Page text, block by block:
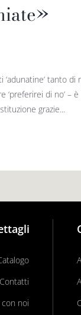
tanto di
‘preferirei di no’ –
grazie...
Contatti
con noi